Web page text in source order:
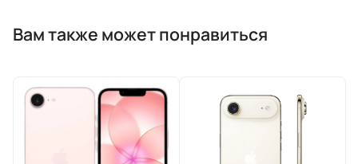
Вам также может понравиться